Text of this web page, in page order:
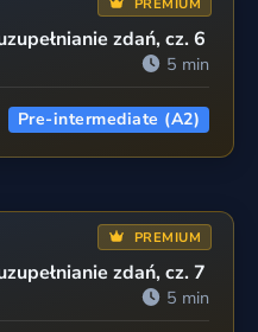
PREMIUM
zdań, cz. 6
5 min
Pre-intermediate (A2)
PREMIUM
zdań, cz. 7
5 min